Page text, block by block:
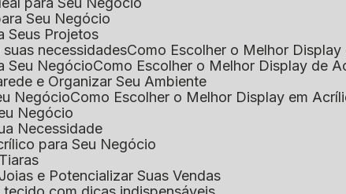
Seu Negócio
Seus Projetos
necessidades
Como Escolher o Melhor
Seu Negócio
Como Escolher o Melhor Display de
e Organizar Seu Ambiente
Negócio
Como Escolher o Melhor Display em
Negócio
Necessidade
para Seu Negócio
e Potencializar Suas Vendas